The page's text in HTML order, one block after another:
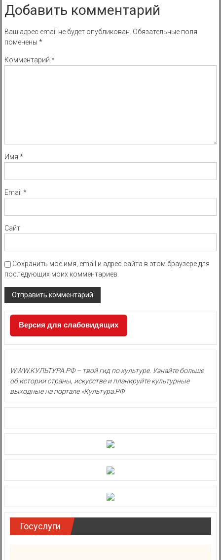
Добавить комментарий
Ваш адрес email не будет опубликован. Обязательные поля
помечены *
Комментарий *
Имя *
Email *
Сайт
Сохранить моё имя, email и адрес сайта в этом браузере для
последующих моих комментариев.
Версия для слабовидящих
WWW.КУЛЬТУРА.РФ – твой гид по культуре. Узнайте больше
об истории страны, искусстве и планируйте культурные
выходные на портале «Культура.РФ
Госуслуги